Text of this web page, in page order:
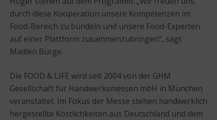
durch diese Kooperation unsere Kompetenzen im
Food-Bereich zu bündeln und unsere Food-Experten
auf einer Plattform zusammenzubringen“, sagt
Madlen Bürge.
Die FOOD & LIFE wird seit 2004 von der GHM
Gesellschaft für Handwerksmessen mbH in München
veranstaltet. Im Fokus der Messe stehen handwerklich
hergestellte Köstlichkeiten aus Deutschland und dem